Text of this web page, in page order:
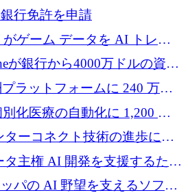
プ TaiSan が 465 万ポンドを
行免許を申請
がゲーム データを AI トレー
めに 700 万ポンドを獲得
が銀行から4000万ドルの資金
億ドルを突破
ラットフォームに 240 万ド
化医療の自動化に 1,200 万
ーコネクト技術の進歩に向
のプレシードラウンドを終了
タ主権 AI 開発を支援するため
調達
パの AI 野望を支えるソフト